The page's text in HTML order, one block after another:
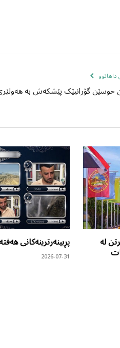
داهاتوو
حوسێن گۆرانیێک پێشكە‌ش بە
لە پڕبینەرترینەکانی
2026-07-31